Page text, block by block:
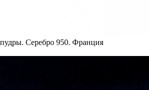
Серебро 950. Франция